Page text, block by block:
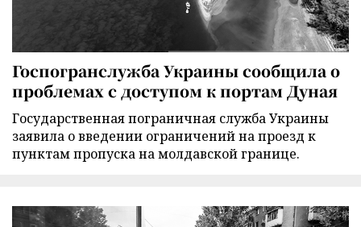
Госпогранслужба Украины сообщила о
проблемах с доступом к портам Дуная
Государственная пограничная служба Украины
заявила о введении ограничений на проезд к
пунктам пропуска на молдавской границе.